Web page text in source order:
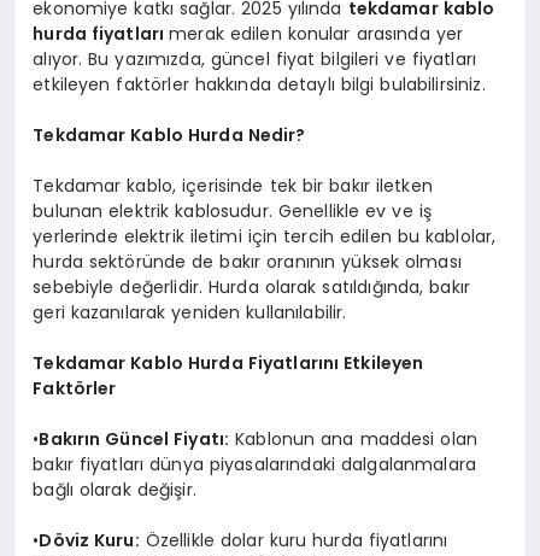
ekonomiye katkı sağlar. 2025 yılında tekdamar kablo
hurda fiyatları merak edilen konular arasında yer
alıyor. Bu yazımızda, güncel fiyat bilgileri ve fiyatları
etkileyen faktörler hakkında detaylı bilgi bulabilirsiniz.
Tekdamar Kablo Hurda Nedir?
Tekdamar kablo, içerisinde tek bir bakır iletken
bulunan elektrik kablosudur. Genellikle ev ve iş
yerlerinde elektrik iletimi için tercih edilen bu kablolar,
hurda sektöründe de bakır oranının yüksek olması
sebebiyle değerlidir. Hurda olarak satıldığında, bakır
geri kazanılarak yeniden kullanılabilir.
Tekdamar Kablo Hurda Fiyatlarını Etkileyen
Faktörler
•Bakırın Güncel Fiyatı: Kablonun ana maddesi olan
bakır fiyatları dünya piyasalarındaki dalgalanmalara
bağlı olarak değişir.
•Döviz Kuru: Özellikle dolar kuru hurda fiyatlarını